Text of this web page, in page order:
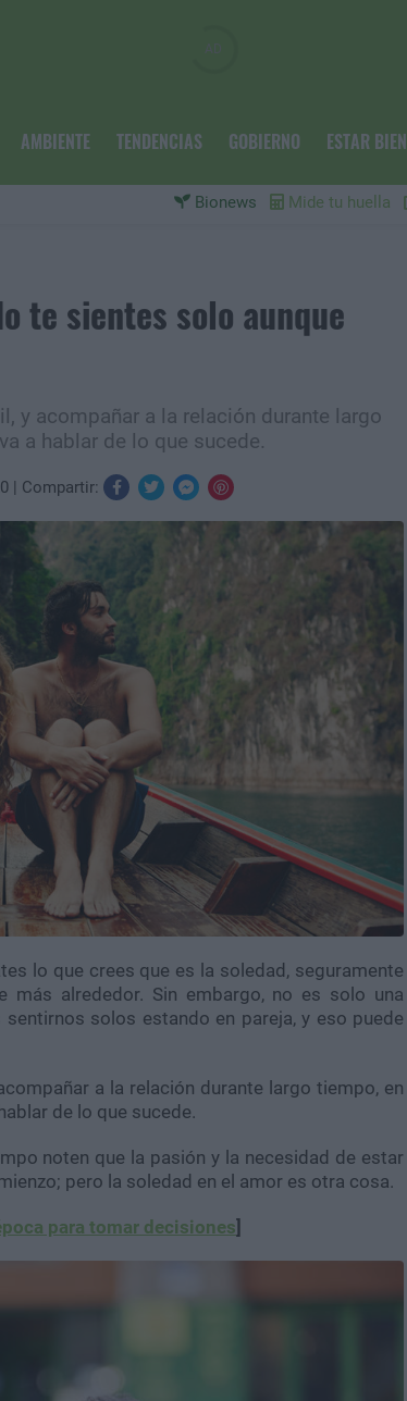
AMBIENTE TENDENCIAS GOBIERNO ESTAR BIEN
Bionews Mide tu huella
te sientes solo aunque
y acompañar a la relación durante largo
a hablar de lo que sucede.
Compartir:
lo que crees que es la soledad, seguramente
alrededor. Sin embargo, no es solo una
solos estando en pareja, y eso puede
a la relación durante largo tiempo, en
de lo que sucede.
noten que la pasión y la necesidad de estar
pero la soledad en el amor es otra cosa.
para tomar decisiones]